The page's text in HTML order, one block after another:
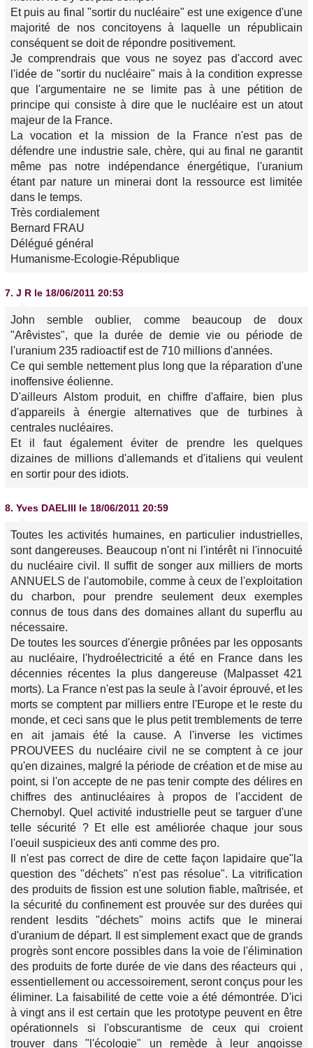
Et puis au final "sortir du nucléaire" est une exigence d'une
majorité de nos concitoyens à laquelle un républicain
conséquent se doit de répondre positivement.
Je comprendrais que vous ne soyez pas d'accord avec
l'idée de "sortir du nucléaire" mais à la condition expresse
que l'argumentaire ne se limite pas à une pétition de
principe qui consiste à dire que le nucléaire est un atout
majeur de la France.
La vocation et la mission de la France n'est pas de
défendre une industrie sale, chère, qui au final ne garantit
même pas notre indépendance énergétique, l'uranium
étant par nature un minerai dont la ressource est limitée
dans le temps.
Très cordialement
Bernard FRAU
Délégué général
Humanisme-Ecologie-République
7. J R le 18/06/2011 20:53
John semble oublier, comme beaucoup de doux
"Arêvistes", que la durée de demie vie ou période de
l'uranium 235 radioactif est de 710 millions d'années.
Ce qui semble nettement plus long que la réparation d'une
inoffensive éolienne.
D'ailleurs Alstom produit, en chiffre d'affaire, bien plus
d'appareils à énergie alternatives que de turbines à
centrales nucléaires.
Et il faut également éviter de prendre les quelques
dizaines de millions d'allemands et d'italiens qui veulent
en sortir pour des idiots.
8. Yves DAELIII le 18/06/2011 20:59
Toutes les activités humaines, en particulier industrielles,
sont dangereuses. Beaucoup n'ont ni l'intérêt ni l'innocuité
du nucléaire civil. Il suffit de songer aux milliers de morts
ANNUELS de l'automobile, comme à ceux de l'exploitation
du charbon, pour prendre seulement deux exemples
connus de tous dans des domaines allant du superflu au
nécessaire.
De toutes les sources d'énergie prônées par les opposants
au nucléaire, l'hydroélectricité a été en France dans les
décennies récentes la plus dangereuse (Malpasset 421
morts). La France n'est pas la seule à l'avoir éprouvé, et les
morts se comptent par milliers entre l'Europe et le reste du
monde, et ceci sans que le plus petit tremblements de terre
en ait jamais été la cause. A l'inverse les victimes
PROUVEES du nucléaire civil ne se comptent à ce jour
qu'en dizaines, malgré la période de création et de mise au
point, si l'on accepte de ne pas tenir compte des délires en
chiffres des antinucléaires à propos de l'accident de
Chernobyl. Quel activité industrielle peut se targuer d'une
telle sécurité ? Et elle est améliorée chaque jour sous
l'oeuil suspicieux des anti comme des pro.
Il n'est pas correct de dire de cette façon lapidaire que"la
question des "déchets" n'est pas résolue". La vitrification
des produits de fission est une solution fiable, maîtrisée, et
la sécurité du confinement est prouvée sur des durées qui
rendent lesdits "déchets" moins actifs que le minerai
d'uranium de départ. Il est simplement exact que de grands
progrès sont encore possibles dans la voie de l'élimination
des produits de forte durée de vie dans des réacteurs qui ,
essentiellement ou accessoirement, seront conçus pour les
éliminer. La faisabilité de cette voie a été démontrée. D'ici
à vingt ans il est certain que les prototype peuvent en être
opérationnels si l'obscurantisme de ceux qui croient
trouver dans "l'écologie" un remède à leur angoisse